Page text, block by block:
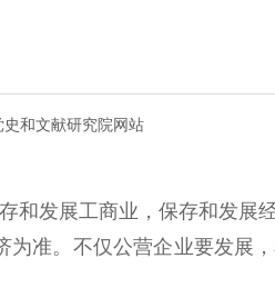
和文献研究院网站
发展工商业，保存和发展
准。不仅公营企业要发展